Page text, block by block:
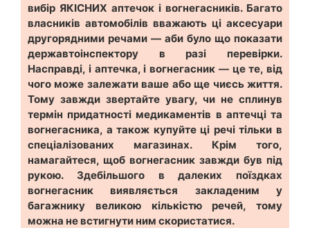
вибір ЯКІСНИХ аптечок і вогнегасників. Багато
власників автомобілів вважають ці аксесуари
другорядними речами — аби було що показати
державтоінспектору в разі перевірки.
Насправді, і аптечка, і вогнегасник — це те, від
чого може залежати ваше або ще чиєсь життя.
Тому завжди звертайте увагу, чи не сплинув
термін придатності медикаментів в аптечці та
вогнегасника, а також купуйте ці речі тільки в
спеціалізованих магазинах. Крім того,
намагайтеся, щоб вогнегасник завжди був під
рукою. Здебільшого в далеких поїздках
вогнегасник виявляється закладеним у
багажнику великою кількістю речей, тому
можна не встигнути ним скористатися.